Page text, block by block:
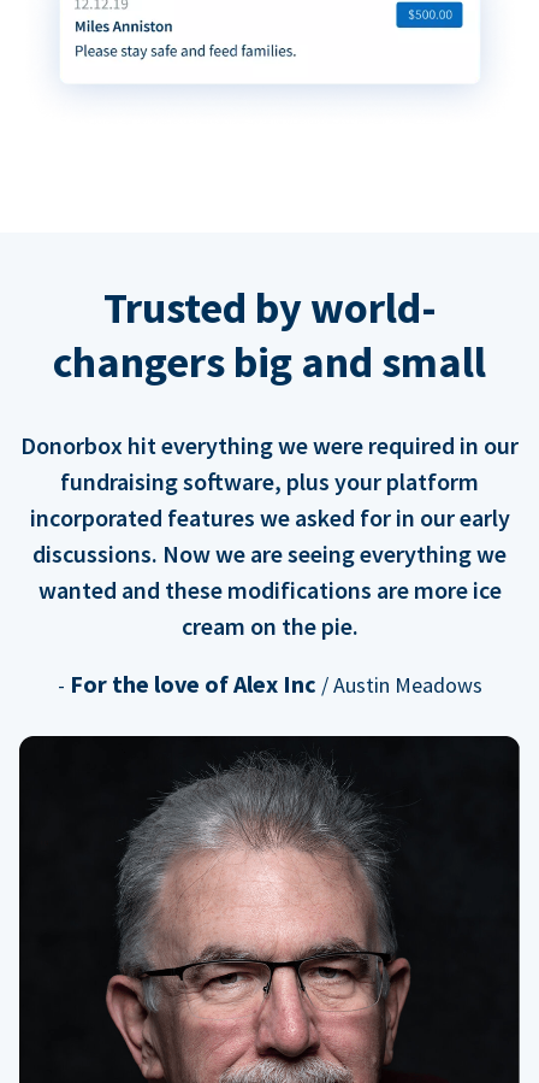
Trusted by world-
changers big and small
Donorbox hit everything we were required in our
fundraising software, plus your platform
incorporated features we asked for in our early
discussions. Now we are seeing everything we
wanted and these modifications are more ice
cream on the pie.
- For the love of Alex Inc / Austin Meadows